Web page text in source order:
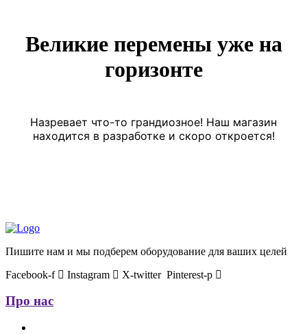
Великие перемены уже на
горизонте
Назревает что-то грандиозное! Наш магазин
находится в разработке и скоро откроется!
Пишите нам и мы подберем оборудование для ваших целей
Facebook-f
Instagram X-twitter Pinterest-p
Про нас